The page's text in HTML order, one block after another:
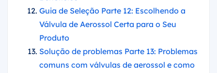
Guia de Seleção Parte 12: Escolhendo a
Válvula de Aerossol Certa para o Seu
Produto
Solução de problemas Parte 13: Problemas
comuns com válvulas de aerossol e como